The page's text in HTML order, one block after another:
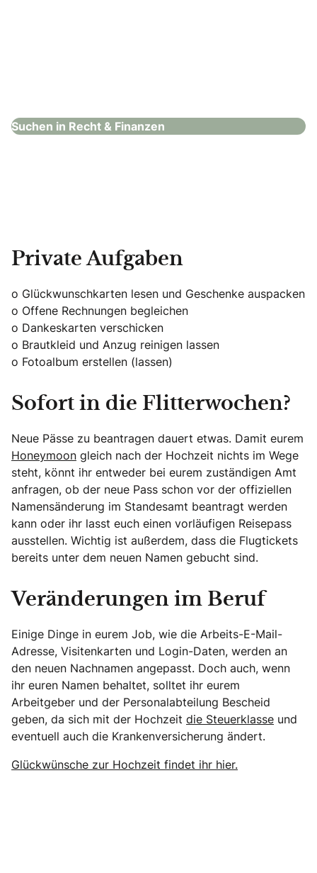
Suchen in Recht & Finanzen
Private Aufgaben
o Glückwunschkarten lesen und Geschenke auspacken
o Offene Rechnungen begleichen
o Dankeskarten verschicken
o Brautkleid und Anzug reinigen lassen
o Fotoalbum erstellen (lassen)
Sofort in die Flitterwochen?
Neue Pässe zu beantragen dauert etwas. Damit eurem
Honeymoon gleich nach der Hochzeit nichts im Wege
steht, könnt ihr entweder bei eurem zuständigen Amt
anfragen, ob der neue Pass schon vor der offiziellen
Namensänderung im Standesamt beantragt werden
kann oder ihr lasst euch einen vorläufigen Reisepass
ausstellen. Wichtig ist außerdem, dass die Flugtickets
bereits unter dem neuen Namen gebucht sind.
Veränderungen im Beruf
Einige Dinge in eurem Job, wie die Arbeits-E-Mail-
Adresse, Visitenkarten und Login-Daten, werden an
den neuen Nachnamen angepasst. Doch auch, wenn
ihr euren Namen behaltet, solltet ihr eurem
Arbeitgeber und der Personalabteilung Bescheid
geben, da sich mit der Hochzeit die Steuerklasse und
eventuell auch die Krankenversicherung ändert.
Glückwünsche zur Hochzeit findet ihr hier.